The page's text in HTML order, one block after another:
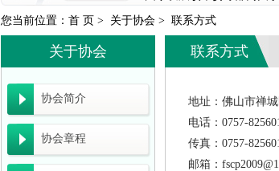
佛山市科学技术局关于组
广东省能源局关于《2026
广东省工业和信息化厅关
广东省能源局关于开展
广东省科学技术厅 广东省
您当前位置： 首 页 > 关于协会 > 联系方式
关于协会
协会简介
协会章程
联系方式
地址：佛山市禅
电话：0757-
传真：0757-
邮箱：